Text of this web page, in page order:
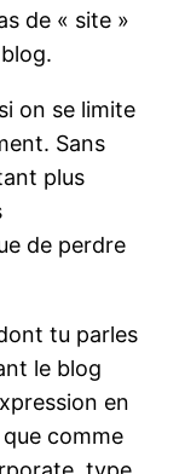
de « site »
on se limite
Sans
plus
de perdre
tu parles
le blog
en
comme